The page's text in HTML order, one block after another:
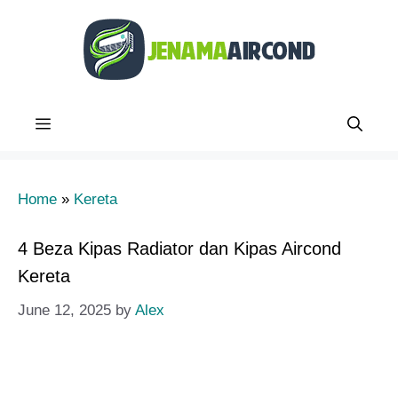
Menu
Home » Kereta
4 Beza Kipas Radiator dan Kipas Aircond
Kereta
June 12, 2025 by Alex